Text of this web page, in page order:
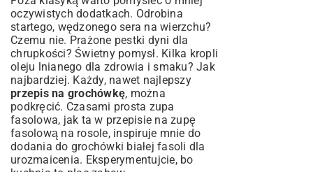
oczywistych dodatkach. Odrobina
startego, wędzonego sera na wierzchu?
Czemu nie. Prażone pestki dyni dla
chrupkości? Świetny pomysł. Kilka kropli
oleju lnianego dla zdrowia i smaku? Jak
najbardziej. Każdy, nawet najlepszy
przepis na grochówkę, można
podkręcić. Czasami prosta zupa
fasolowa, jak ta w przepisie na zupę
fasolową na rosole, inspiruje mnie do
dodania do grochówki białej fasoli dla
urozmaicenia. Eksperymentujcie, bo